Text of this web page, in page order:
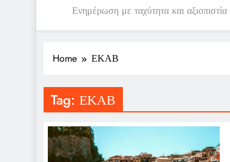
Ενημέρωση με ταχύτητα και αξιοπιστία
Home ΕΚΑΒ
Tag: ΕΚΑΒ